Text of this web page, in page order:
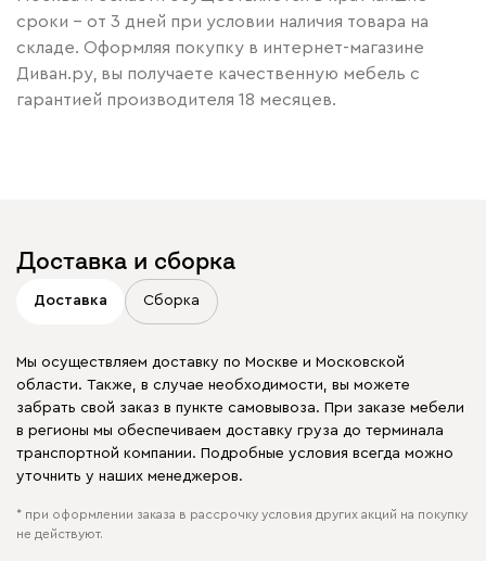
сроки – от 3 дней при условии наличия товара на
складе. Оформляя покупку в интернет-магазине
Диван.ру, вы получаете качественную мебель с
гарантией производителя 18 месяцев.
Доставка и сборка
Доставка Сборка
Мы осуществляем доставку по Москве и Московской
области. Также, в случае необходимости, вы можете
забрать свой заказ в пункте самовывоза. При заказе мебели
в регионы мы обеспечиваем доставку груза до терминала
транспортной компании. Подробные условия всегда можно
уточнить у наших менеджеров.
* при оформлении заказа в рассрочку условия других акций на покупку
не действуют.